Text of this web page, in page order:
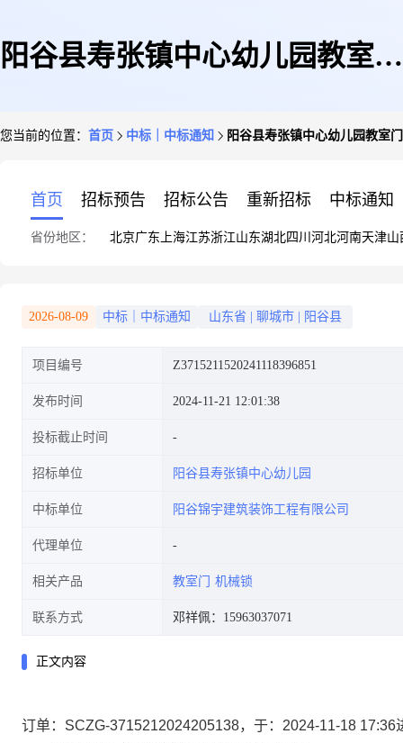
阳谷县寿张镇中心幼儿园教室门
您当前的位置： 首页 中标｜中标通知 阳谷县寿张镇中心幼儿园教室
首页 招标预告 招标公告 重新招标 中标通知
省份地区： 北京广东 上海江苏浙江山东湖北四川 河北河南天津山
2026-08-09 中标｜中标通知 山东省 聊城市 阳谷县
项目编号 Z3715211520241118396851
发布时间 2024-11-21 12:01:38
投标截止时间
招标单位 阳谷县寿张镇中心幼儿园
中标单位 阳谷锦宇建筑装饰工程有限公司
代理单位
相关产品 教室门 机械锁
联系方式 邓祥佩：15963037071
正文内容
订单：SCZG-3715212024205138，于：2024-11-18